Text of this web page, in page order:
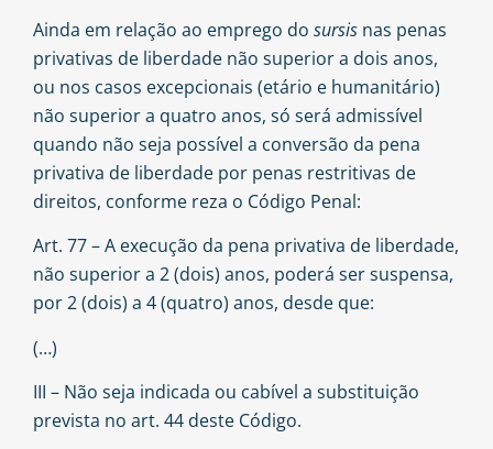
Ainda em relação ao emprego do sursis nas penas
privativas de liberdade não superior a dois anos,
ou nos casos excepcionais (etário e humanitário)
não superior a quatro anos, só será admissível
quando não seja possível a conversão da pena
privativa de liberdade por penas restritivas de
direitos, conforme reza o Código Penal:
Art. 77 – A execução da pena privativa de liberdade,
não superior a 2 (dois) anos, poderá ser suspensa,
por 2 (dois) a 4 (quatro) anos, desde que:
(…)
III – Não seja indicada ou cabível a substituição
prevista no art. 44 deste Código.